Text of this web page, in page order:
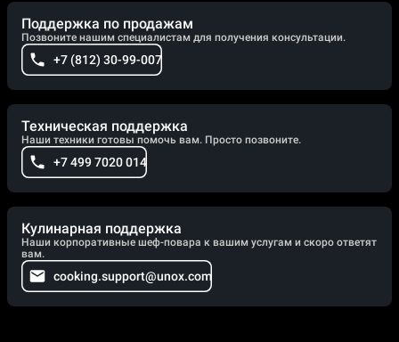
Поддержка по продажам
Позвоните нашим специалистам для получения консультации.
+7 (812) 30-99-007
Техническая поддержка
Наши техники готовы помочь вам. Просто позвоните.
+7 499 7020 014
Кулинарная поддержка
Наши корпоративные шеф-повара к вашим услугам и скоро ответят
вам.
cooking.support@unox.com